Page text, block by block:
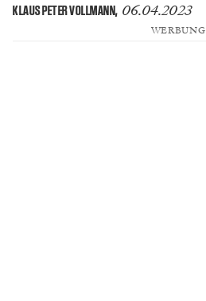
KLAUS PETER VOLLMANN, 06.04.2023
WERBUNG